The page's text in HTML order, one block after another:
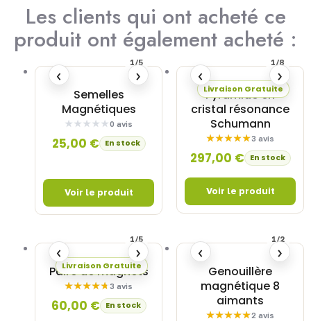
Les clients qui ont acheté ce
produit ont également acheté :
Semelles
Magnétiques
0 avis
25,00 € En stock
‹ ›
1/5
Pyramide en
cristal résonance
Schumann
3 avis
297,00 € En stock
Livraison Gratuite
‹ ›
1/8
Paire de magnets
3 avis
60,00 € En stock
Livraison Gratuite
‹ ›
1/5
Genouillère
magnétique 8
aimants
2 avis
‹ ›
1/2